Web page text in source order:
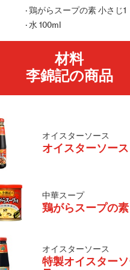
鶏がらスープの素 小さじ1
水 100ml
材料
李錦記の商品
オイスターソース
オイスターソース
中華スープ
鶏がらスープの素
オイスターソース
特製オイスター